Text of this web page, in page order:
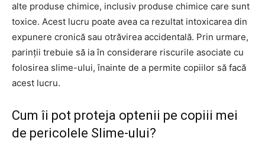
alte produse chimice, inclusiv produse chimice care sunt
toxice. Acest lucru poate avea ca rezultat intoxicarea din
expunere cronică sau otrăvirea accidentală. Prin urmare,
parinții trebuie să ia în considerare riscurile asociate cu
folosirea slime-ului, înainte de a permite copiilor să facă
acest lucru.
Cum îi pot proteja optenii pe copiii mei
de pericolele Slime-ului?